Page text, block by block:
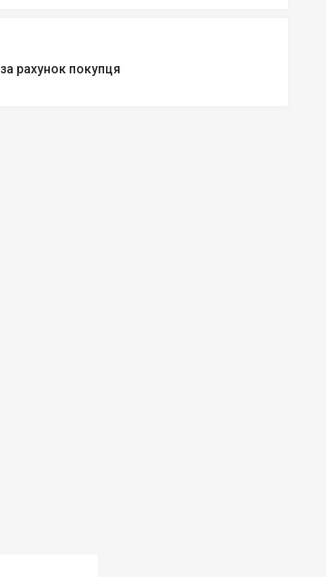
за рахунок покупця